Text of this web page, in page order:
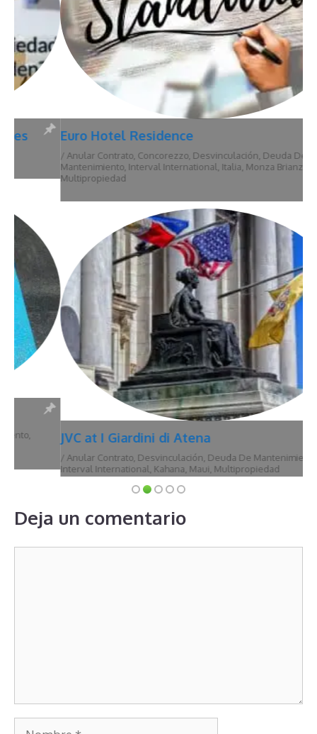
Euro Hotel Residence
Anular Contrato,Concorezzo,Desvinculación,Deuda De
Mantenimiento,Interval International,Italia,Monza Brianza,
Multipropiedad
JVC at I Giardini di Atena
Anular Contrato,Desvinculación,Deuda De Mantenimiento,Hawái,
Interval International,Kahana,Maui,Multipropiedad